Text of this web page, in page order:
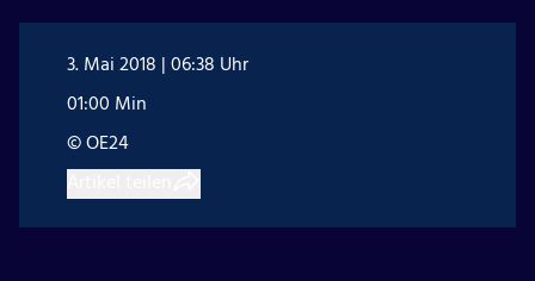
3. Mai 2018 | 06:38 Uhr
01:00 Min
© OE24